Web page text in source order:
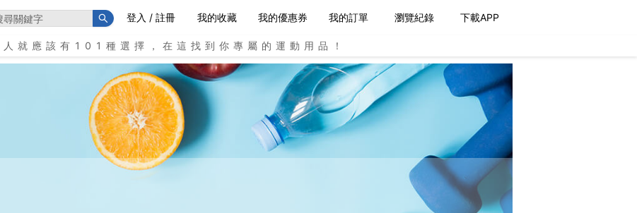
登入 / 註冊 我的收藏 我的優惠券 我的訂單 瀏覽紀錄 下載APP
就應該有101種選擇，在這找到你專屬的運動用品！